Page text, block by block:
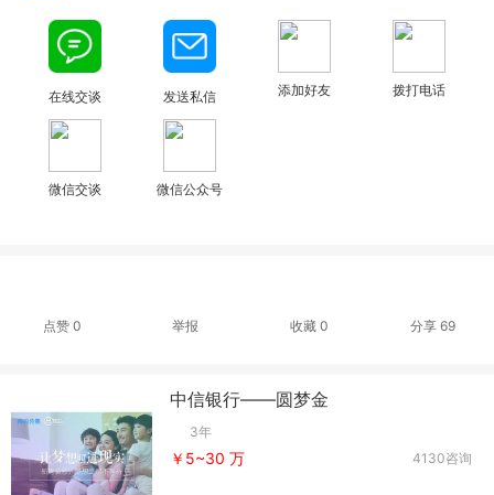
在线交谈 发送私信 添加好友 拨打电话
微信交谈 微信公众号
点赞 0 举报 收藏 0 分享 69
中信银行——圆梦金
3年
4130咨询
￥5~30 万